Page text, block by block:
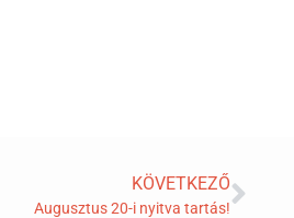
KÖVETKEZŐ
Augusztus 20-i nyitva tartás!